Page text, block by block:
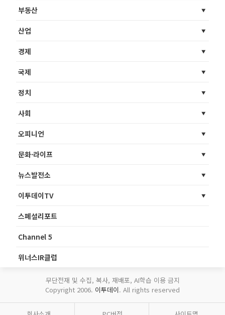
부동산
산업
경제
국제
정치
사회
오피니언
문화·라이프
뉴스발전소
이투데이TV
스페셜리포트
Channel 5
위너스IR클럽
무단전재 및 수집, 복사, 재배포, AI학습 이용 금지
Copyright 2006. 이투데이. All rights reserved